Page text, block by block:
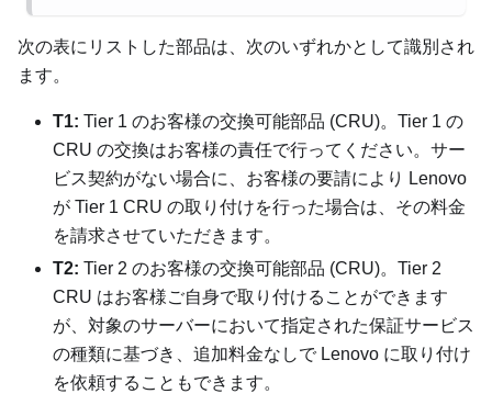
次の表にリストした部品は、次のいずれかとして識別され
ます。
T1: Tier 1 のお客様の交換可能部品 (CRU)。Tier 1 の
CRU の交換はお客様の責任で行ってください。サー
ビス契約がない場合に、お客様の要請により Lenovo
が Tier 1 CRU の取り付けを行った場合は、その料金
を請求させていただきます。
T2: Tier 2 のお客様の交換可能部品 (CRU)。Tier 2
CRU はお客様ご自身で取り付けることができます
が、対象のサーバーにおいて指定された保証サービス
の種類に基づき、追加料金なしで Lenovo に取り付け
を依頼することもできます。